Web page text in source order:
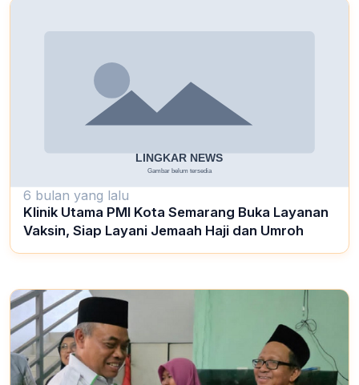
6 bulan yang lalu
Klinik Utama PMI Kota Semarang Buka Layanan
Vaksin, Siap Layani Jemaah Haji dan Umroh